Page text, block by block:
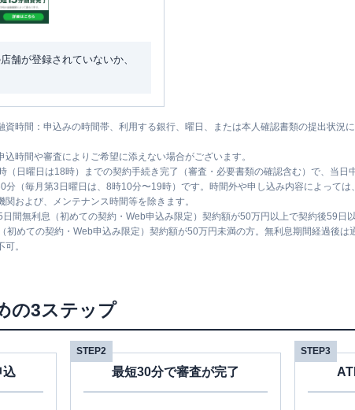
舗が登録されていないか、
資時間：申込みの時間帯、利用する銀行、曜日、または本人確認書類の提出状況
時間や審査によりご希望に添えない場合がございます。
（日曜日は18時）までの契約手続き完了（審査・必要書類の確認含む）で、当日
（毎月第3日曜日は、8時10分〜19時）です。時間外や申し込み内容によっては
および、メンテナンス時間等を除きます。
間無利息（初めての契約・Web申込み限定）契約額が50万円以上で契約後59日
初めての契約・Web申込み限定）契約額が50万円未満の方。無利息期間経過後は
。
の3ステップ
込
STEP2
最短30分で審査が完了
STEP3